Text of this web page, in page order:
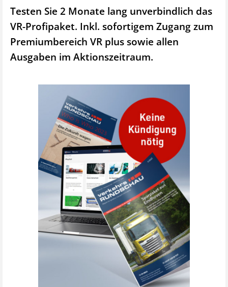
Testen Sie 2 Monate lang unverbindlich das
VR-Profipaket. Inkl. sofortigem Zugang zum
Premiumbereich VR plus sowie allen
Ausgaben im Aktionszeitraum.